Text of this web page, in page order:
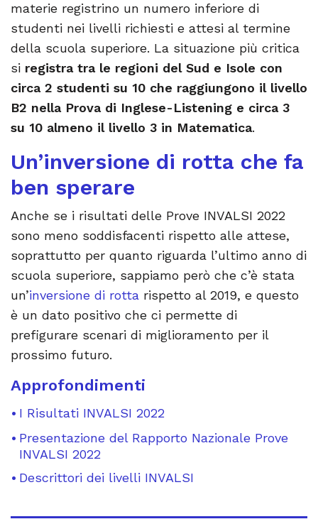
materie registrino un numero inferiore di
studenti nei livelli richiesti e attesi al termine
della scuola superiore. La situazione più critica
si registra tra le regioni del Sud e Isole con
circa 2 studenti su 10 che raggiungono il livello
B2 nella Prova di Inglese-Listening e circa 3
su 10 almeno il livello 3 in Matematica.
Un’inversione di rotta che fa
ben sperare
Anche se i risultati delle Prove INVALSI 2022
sono meno soddisfacenti rispetto alle attese,
soprattutto per quanto riguarda l’ultimo anno di
scuola superiore, sappiamo però che c’è stata
un’inversione di rotta rispetto al 2019, e questo
è un dato positivo che ci permette di
prefigurare scenari di miglioramento per il
prossimo futuro.
Approfondimenti
I Risultati INVALSI 2022
Presentazione del Rapporto Nazionale Prove
INVALSI 2022
Descrittori dei livelli INVALSI